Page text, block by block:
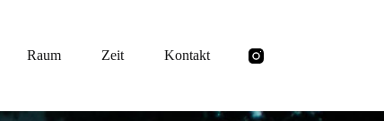
Raum Zeit Kontakt